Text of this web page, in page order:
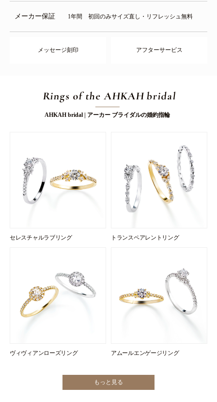
メーカー保証 1年間 初回のみサイズ直し・リフレッシュ無料
メッセージ刻印 アフターサービス
Rings of the AHKAH bridal
AHKAH bridal | アーカー ブライダルの婚約指輪
セレスチャルラブリング トランスペアレントリング
ヴィヴィアンローズリング アムールエンゲージリング
もっと見る